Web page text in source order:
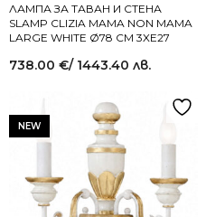
ЛАМПА ЗА ТАВАН И СТЕНА
SLAMP CLIZIA MAMA NON MAMA
LARGE WHITE Ø78 СМ 3XE27
738.00 €/ 1443.40 лв.
NEW